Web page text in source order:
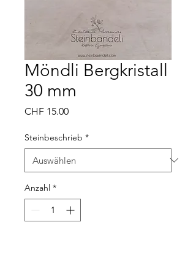
Möndli Bergkristall
30 mm
CHF 15.00Preis
Steinbeschrieb *
Anzahl *